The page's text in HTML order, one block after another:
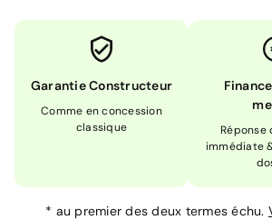
Garantie Constructeur
Comme en concession
classique
immédiate
* au premier des deux termes échu.